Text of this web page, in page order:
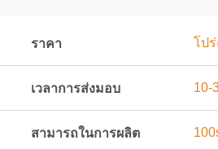
ราคา โปร่
เวลาการส่งมอบ 10-
สามารถในการผลิต